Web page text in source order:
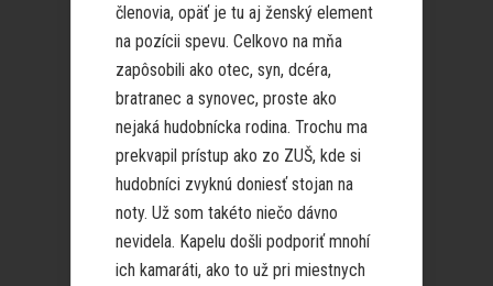
členovia, opäť je tu aj ženský element
na pozícii spevu. Celkovo na mňa
zapôsobili ako otec, syn, dcéra,
bratranec a synovec, proste ako
nejaká hudobnícka rodina. Trochu ma
prekvapil prístup ako zo ZUŠ, kde si
hudobníci zvyknú doniesť stojan na
noty. Už som takéto niečo dávno
nevidela. Kapelu došli podporiť mnohí
ich kamaráti, ako to už pri miestnych